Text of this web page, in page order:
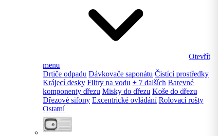
Otevřít
menu
Drtiče odpadu Dávkovače saponátu Čistící prostředky
Krájecí desky Filtry na vodu + 7 dalších Barevné
komponenty dřezu Misky do dřezu Koše do dřezu
Dřezové sifony Excentrické ovládání Rolovací rošty
Ostatní